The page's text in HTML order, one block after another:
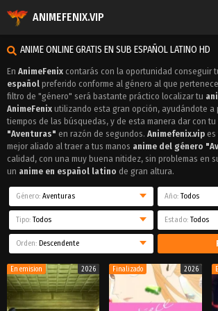
ANIMEFENIX.VIP
ANIME ONLINE GRATIS EN SUB ESPAÑOL LATINO HD
En AnimeFenix contarás con la oportunidad conseguir
español preferido conforme al género al que
filtro de "género" será bastante práctico localizar tu
AnimeFenix utilizando esta gran opción, ayudándote a
tiempos de las búsquedas, y de esta manera dar con tu
"Aventuras" en razón de segundos. Animefenix.vip
mejor aliado al traer a tus manos anime del género
calidad, con una muy buena nitidez, sin problemas en
un anime en español latino de gran altura.
Género: Aventuras Año: Todos
Tipo: Todos Estado: Todos
Orden: Descendente
En emision 2026 Finalizado 2026